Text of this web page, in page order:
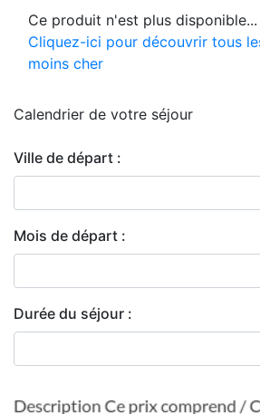
Ce produit n'est plus disponible...
Cliquez-ici pour découvrir tous
moins cher
Calendrier de votre séjour
Ville de départ :
Mois de départ :
Durée du séjour :